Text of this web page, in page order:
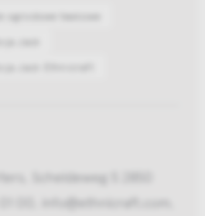
ogrodowe teakowe
Jack
Jack Ethnicraft
Scheldeweg 5 2850
00, info@ethnicraft.com,